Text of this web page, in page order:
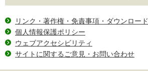
リンク・著作権・免責事項・ダウンロード
個人情報保護ポリシー
ウェブアクセシビリティ
サイトに関するご意見・お問い合わせ